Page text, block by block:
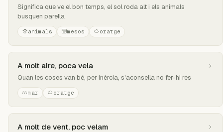
Significa que ve el bon temps, el sol roda alt i els animals
busquen parella
animals mesos oratge
A molt aire, poca vela
Quan les coses van bé, per inèrcia, s'aconsella no fer-hi res
mar oratge
A molt de vent, poc velam